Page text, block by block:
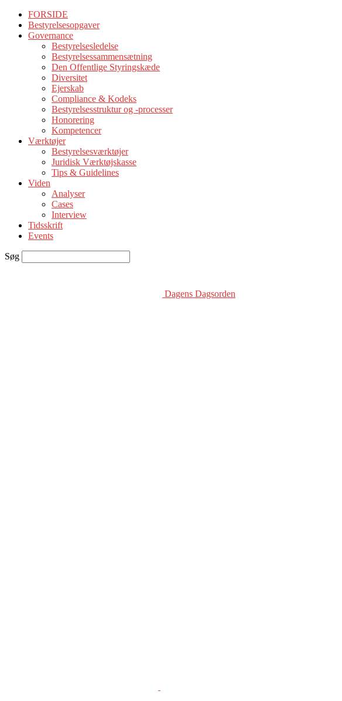
FORSIDE
Bestyrelsesopgaver
Governance
Bestyrelsesledelse
Bestyrelsessammensætning
Den Offentlige Styringskæde
Diversitet
Ejerskab
Compliance & Kodeks
Bestyrelsesstruktur og -processer
Honorering
Kompetencer
Værktøjer
Bestyrelsesværktøjer
Juridisk Værktøjskasse
Tips & Guidelines
Viden
Analyser
Cases
Interview
Tidsskrift
Events
Søg
Dagens Dagsorden